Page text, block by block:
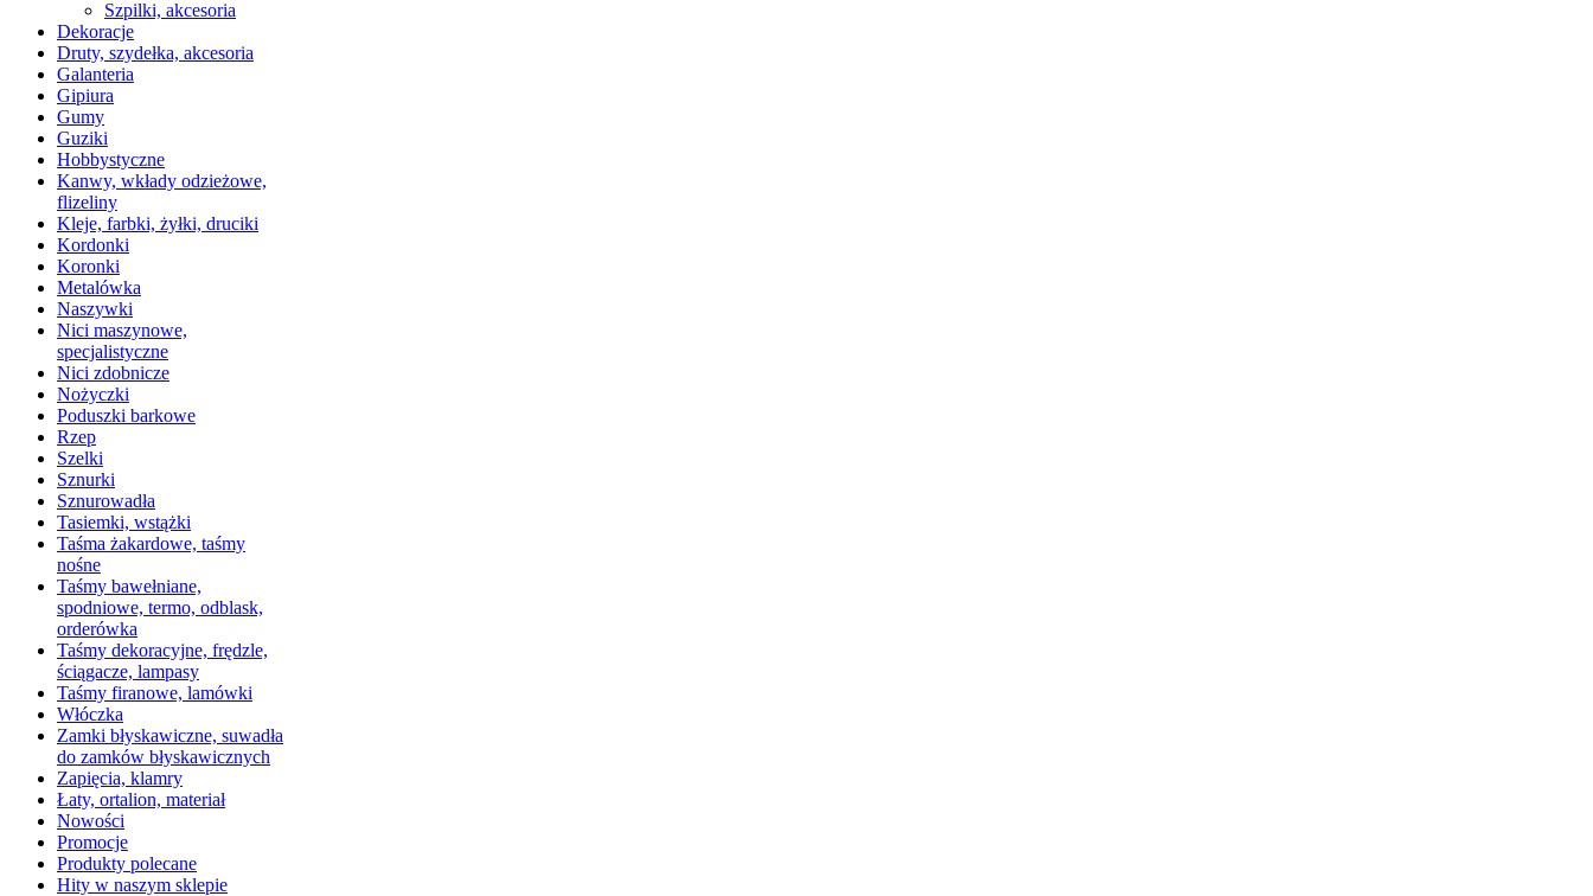
Szpilki, akcesoria
Dekoracje
Druty, szydełka, akcesoria
Galanteria
Gipiura
Gumy
Guziki
Hobbystyczne
Kanwy, wkłady odzieżowe,
flizeliny
Kleje, farbki, żyłki, druciki
Kordonki
Koronki
Metalówka
Naszywki
Nici maszynowe,
specjalistyczne
Nici zdobnicze
Nożyczki
Poduszki barkowe
Rzep
Szelki
Sznurki
Sznurowadła
Tasiemki, wstążki
Taśma żakardowe, taśmy
nośne
Taśmy bawełniane,
spodniowe, termo, odblask,
orderówka
Taśmy dekoracyjne, frędzle,
ściągacze, lampasy
Taśmy firanowe, lamówki
Włóczka
Zamki błyskawiczne, suwadła
do zamków błyskawicznych
Zapięcia, klamry
Łaty, ortalion, materiał
Nowości
Promocje
Produkty polecane
Hity w naszym sklepie